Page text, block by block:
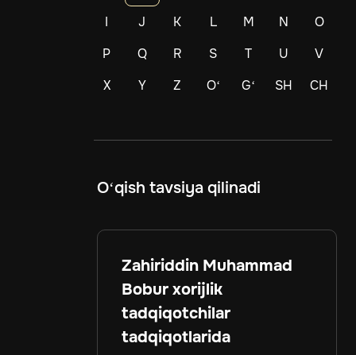
I
J K L M N
O
P
Q R S T U
V
X
Y Z Oʻ Gʻ SH CH
O‘qish tavsiya qilinadi
Zahiriddin Muhammad
Bobur xorijlik
tadqiqotchilar
tadqiqotlarida